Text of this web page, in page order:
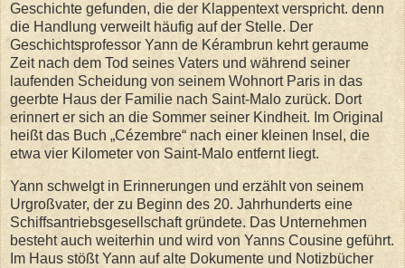
Geschichte gefunden, die der Klappentext verspricht. denn
die Handlung verweilt häufig auf der Stelle. Der
Geschichtsprofessor Yann de Kérambrun kehrt geraume
Zeit nach dem Tod seines Vaters und während seiner
laufenden Scheidung von seinem Wohnort Paris in das
geerbte Haus der Familie nach Saint-Malo zurück. Dort
erinnert er sich an die Sommer seiner Kindheit. Im Original
heißt das Buch „Cézembre“ nach einer kleinen Insel, die
etwa vier Kilometer von Saint-Malo entfernt liegt.
Yann schwelgt in Erinnerungen und erzählt von seinem
Urgroßvater, der zu Beginn des 20. Jahrhunderts eine
Schiffsantriebsgesellschaft gründete. Das Unternehmen
besteht auch weiterhin und wird von Yanns Cousine geführt.
Im Haus stößt Yann auf alte Dokumente und Notizbücher